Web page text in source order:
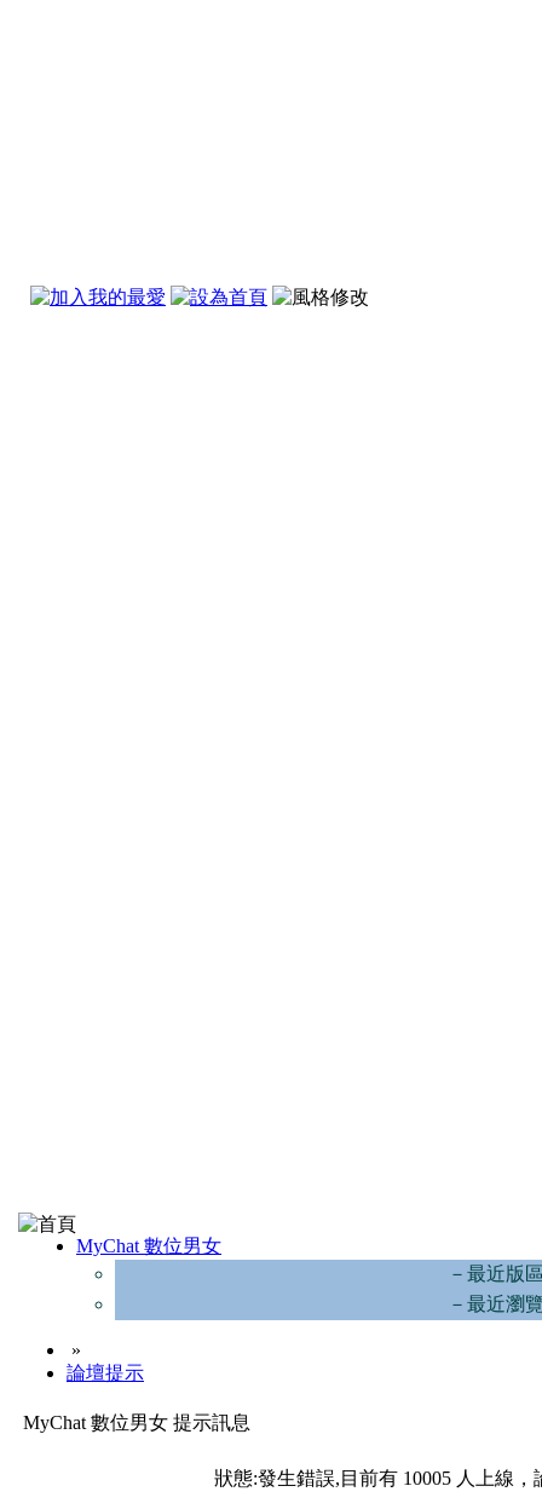
MyChat 數位男女
－最近版
－最近瀏
»
論壇提示
MyChat 數位男女 提示訊息
狀態:發生錯誤,目前有 10005 人上線